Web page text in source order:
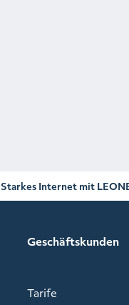
Starkes Internet mit
Geschäftskunden
Tarife